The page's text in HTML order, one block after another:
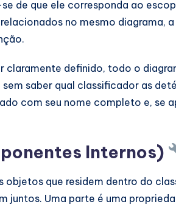
de que ele corresponda ao
no mesmo diagrama,
claramente definido, todo o
saber qual classificador as
com seu nome completo e, se
Internos)
objetos que residem dentro do
juntos. Uma parte é uma